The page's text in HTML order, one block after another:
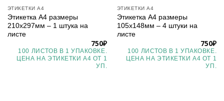
ЭТИКЕТКИ А4
Этикетка А4 размеры
210х297мм – 1 штука на
листе
750₽
100 ЛИСТОВ В 1 УПАКОВКЕ.
ЦЕНА НА ЭТИКЕТКИ А4 ОТ 1
УП.
ЭТИКЕТКИ А4
Этикетка А4 размеры
105х148мм – 4 штуки на
листе
750₽
100 ЛИСТОВ В 1 УПАКОВКЕ.
ЦЕНА НА ЭТИКЕТКИ А4 ОТ 1
УП.